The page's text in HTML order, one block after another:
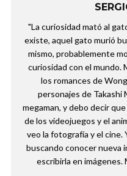
"La curiosidad mató al
existe, aquel gato murió
mismo, probablemente
curiosidad con el mundo.
los romances de
personajes de Takashi
megaman, y debo decir
de los videojuegos y el
veo la fotografía y el cine.
buscando conocer nueva
escribirla en imágenes.